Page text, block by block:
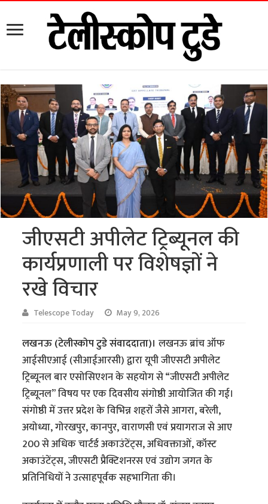
जीएसटी अपीलेट ट्रिब्यूनल की
कार्यप्रणाली पर विशेषज्ञों ने
रखे विचार
Telescope Today May 9, 2026
लखनऊ (टेलीस्कोप टुडे संवाददाता)।लखनऊ ब्रांच ऑफ
आईसीएआई (सीआईआरसी) द्वारा यूपी जीएसटी अपीलेट
ट्रिब्यूनल बार एसोसिएशन के सहयोग से “जीएसटी अपीलेट
ट्रिब्यूनल” विषय पर एक दिवसीय संगोष्ठी आयोजित की गई।
संगोष्ठी में उत्तर प्रदेश के विभिन्न शहरों जैसे आगरा, बरेली,
अयोध्या, गोरखपुर, कानपुर, वाराणसी एवं प्रयागराज से आए
200 से अधिक चार्टर्ड अकाउंटेंट्स, अधिवक्ताओं, कॉस्ट
अकाउंटेंट्स, जीएसटी प्रैक्टिशनरस एवं उद्योग जगत के
प्रतिनिधियों ने उत्साहपूर्वक सहभागिता की।